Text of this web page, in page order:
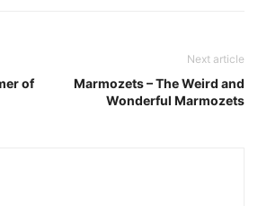
of
Next article
Marmozets – The Weird and
Wonderful Marmozets